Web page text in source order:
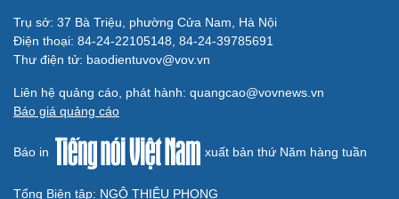
Trụ sở: 37 Bà Triệu, phường Cửa Nam, Hà Nội
Điện thoại: 84-24-22105148, 84-24-39785691
Thư điện tử: baodientuvov@vov.vn
Liên hệ quảng cáo, phát hành: quangcao@vovnews.vn
Báo giá quảng cáo
Báo in xuất bản thứ Năm hàng tuần
Tổng Biên tập: NGÔ THIỆU PHONG